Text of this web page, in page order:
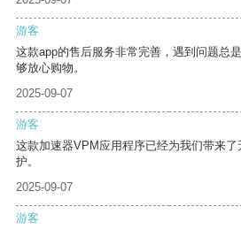
游客
这款app的售后服务非常完善，遇到问题总
够放心购物。
2025-09-07
游客
这款加速器VPM应用程序已经为我们带来
护。
2025-09-07
游客